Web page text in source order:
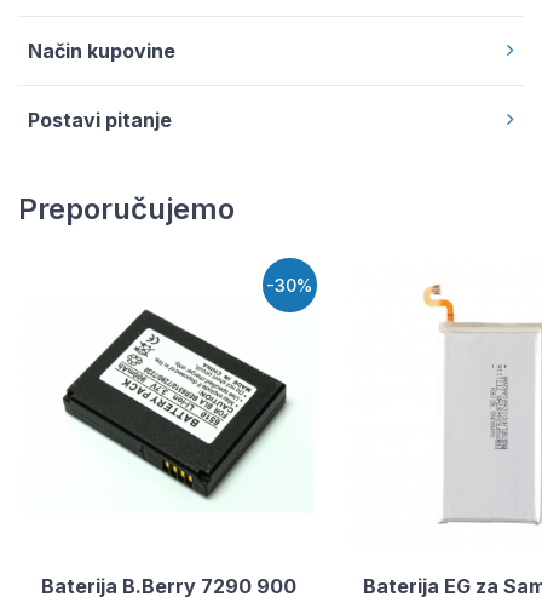
Način kupovine
Postavi pitanje
Preporučujemo
-30%
Baterija B.Berry 7290 900
Baterija EG za